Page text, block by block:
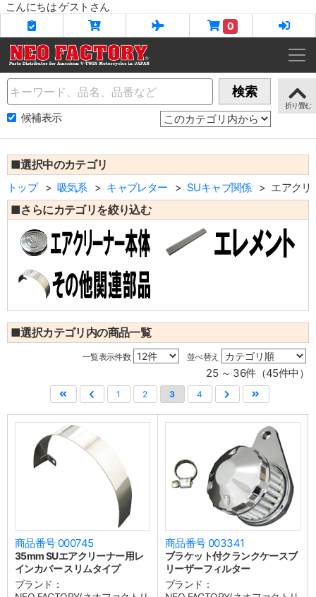
こんにちは ゲストさん
0
Name 検索
候補表示
■選択中のカテゴリ
トップ 吸気系 キャブレター SUキャブ関係 エアクリ
■さらにカテゴリを絞り込む
■選択カテゴリ内の商品一覧
一覧表示件数 並べ替え
25 ～ 36件（45件中）
1 2 3 4
商品番号 000745
35mm SUエアクリーナー用レ
インカバー スリムタイプ
ブランド：
商品番号 003341
ブラケット付クランクケースブ
リーザーフィルター
ブランド：